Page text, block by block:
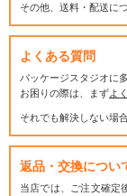
その他、送料・配送に
よくある質問
パッケージスタジオに
お困りの際は、まずよ
それでも解決しない場
返品・交換につい
当店では、ご注文確定